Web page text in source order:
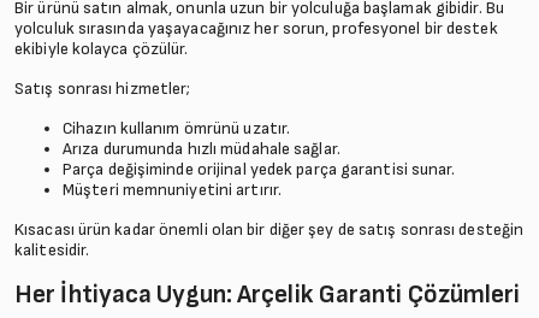
Bir ürünü satın almak, onunla uzun bir yolculuğa başlamak gibidir. Bu
yolculuk sırasında yaşayacağınız her sorun, profesyonel bir destek
ekibiyle kolayca çözülür.
Satış sonrası hizmetler;
Cihazın kullanım ömrünü uzatır.
Arıza durumunda hızlı müdahale sağlar.
Parça değişiminde orijinal yedek parça garantisi sunar.
Müşteri memnuniyetini artırır.
Kısacası ürün kadar önemli olan bir diğer şey de satış sonrası desteğin
kalitesidir.
Her İhtiyaca Uygun: Arçelik Garanti Çözümleri